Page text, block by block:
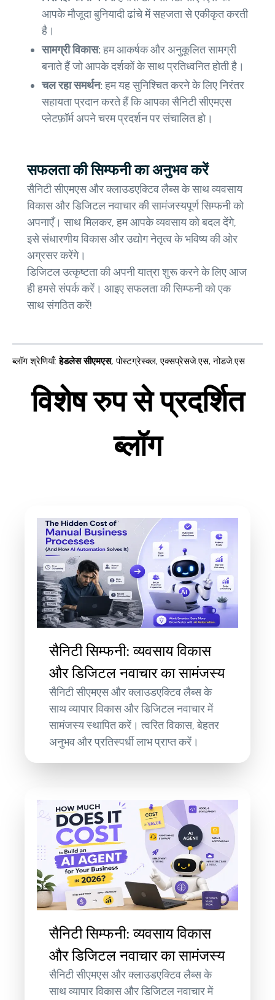
आपके मौजूदा बुनियादी ढांचे में सहजता से एकीकृत करती
है।
सामग्री विकास:हम आकर्षक और अनुकूलित सामग्री
बनाते हैं जो आपके दर्शकों के साथ प्रतिध्वनित होती है।
चल रहा समर्थन:हम यह सुनिश्चित करने के लिए निरंतर
सहायता प्रदान करते हैं कि आपका सैनिटी सीएमएस
प्लेटफ़ॉर्म अपने चरम प्रदर्शन पर संचालित हो।
सफलता की सिम्फनी का अनुभव करें
सैनिटी सीएमएस और क्लाउडएक्टिव लैब्स के साथ व्यवसाय
विकास और डिजिटल नवाचार की सामंजस्यपूर्ण सिम्फनी को
अपनाएँ। साथ मिलकर, हम आपके व्यवसाय को बदल देंगे,
इसे संधारणीय विकास और उद्योग नेतृत्व के भविष्य की ओर
अग्रसर करेंगे।
डिजिटल उत्कृष्टता की अपनी यात्रा शुरू करने के लिए आज
ही हमसे संपर्क करें। आइए सफलता की सिम्फनी को एक
साथ संगठित करें!
ब्लॉग श्रेणियाँ: हेडलेस सीएमएस, पोस्टग्रेस्क्ल,एक्सप्रेसजे.एस,नोडजे.एस
विशेष रुप से प्रदर्शित
ब्लॉग
सैनिटी सिम्फनी: व्यवसाय विकास
और डिजिटल नवाचार का सामंजस्य
सैनिटी सीएमएस और क्लाउडएक्टिव लैब्स के
साथ व्यापार विकास और डिजिटल नवाचार में
सामंजस्य स्थापित करें। त्वरित विकास, बेहतर
अनुभव और प्रतिस्पर्धी लाभ प्राप्त करें।
सैनिटी सिम्फनी: व्यवसाय विकास
और डिजिटल नवाचार का सामंजस्य
सैनिटी सीएमएस और क्लाउडएक्टिव लैब्स के
साथ व्यापार विकास और डिजिटल नवाचार में